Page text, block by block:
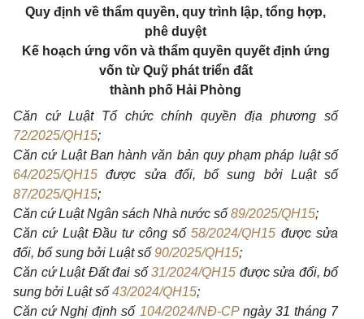
Quy định về thẩm quyền, quy trình lập, tổng hợp,
phê duyệt
Kế hoạch ứng vốn và thẩm quyền quyết định ứng
vốn từ Quỹ phát triển đất
thành phố Hải Phòng
Căn cứ Luật Tổ chức chính quyền địa phương số
72/2025/QH15;
Căn cứ Luật Ban hành văn bản quy phạm pháp luật số
64/2025/QH15 được sửa đổi, bổ sung bởi Luật số
87/2025/QH15;
Căn cứ Luật Ngân sách Nhà nước số 89/2025/QH15;
Căn cứ Luật Đầu tư công số58/2024/QH15 được sửa
đổi, bổ sung bởi Luật số 90/2025/QH15;
Căn cứ Luật Đất đai số 31/2024/QH15 được sửa đổi, bổ
sung bởi Luật số 43/2024/QH15;
Căn cứ Nghị định số 104/2024/NĐ-CPngày 31 tháng 7